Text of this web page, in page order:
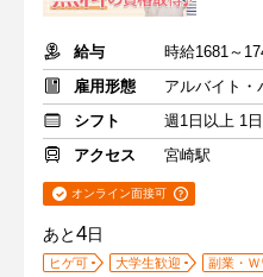
給与
雇用形態
アルバイト・
シフト
週1日以上 1
アクセス
宮崎駅
オンライン面接可
あと4日
ヒゲ可 大学生歓迎
副業・